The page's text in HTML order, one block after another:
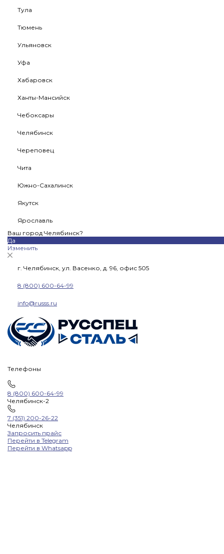
Тула
Тюмень
Ульяновск
Уфа
Хабаровск
Ханты-Мансийск
Чебоксары
Челябинск
Череповец
Чита
Южно-Сахалинск
Якутск
Ярославль
Ваш город Челябинск?
Да
Изменить
г. Челябинск, ул. Васенко, д. 96, офис 505
8 (800) 600-64-99
info@russs.ru
Телефоны
8 (800) 600-64-99
Челябинск-2
7 (351) 200-26-22
Челябинск
Запросить прайс
Перейти в Telegram
Перейти в Whatsapp